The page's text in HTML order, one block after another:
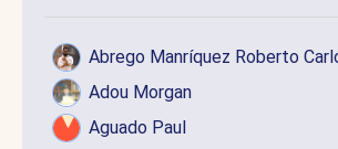
Abrego Manríquez Roberto
Adou Morgan
Aguado Paul